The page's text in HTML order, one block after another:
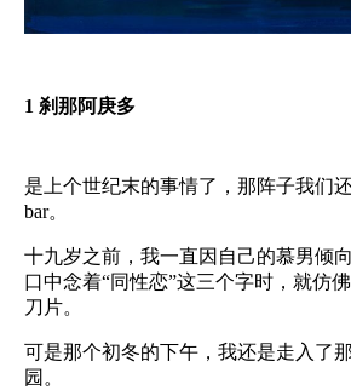
1 刹那阿庚多
是上个世纪末的事情了，那阵子我们
bar。
十九岁之前，我一直因自己的慕男倾
口中念着“同性恋”这三个字时，就仿
刀片。
可是那个初冬的下午，我还是走入了
园。